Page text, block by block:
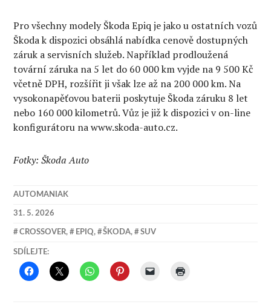
Pro všechny modely Škoda Epiq je jako u ostatních vozů
Škoda k dispozici obsáhlá nabídka cenově dostupných
záruk a servisních služeb. Například prodloužená
tovární záruka na 5 let do 60 000 km vyjde na 9 500 Kč
včetně DPH, rozšířit ji však lze až na 200 000 km. Na
vysokonapěťovou baterii poskytuje Škoda záruku 8 let
nebo 160 000 kilometrů. Vůz je již k dispozici v on-line
konfigurátoru na www.skoda-auto.cz.
Fotky: Škoda Auto
AUTOMANIAK
31. 5. 2026
CROSSOVER, EPIQ, ŠKODA, SUV
SDÍLEJTE: